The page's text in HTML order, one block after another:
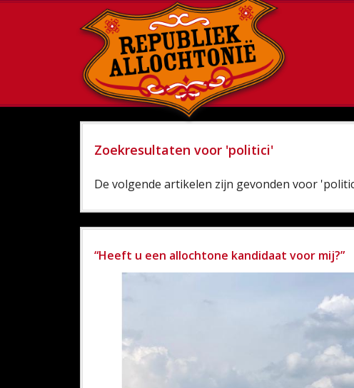
Zoekresultaten voor 'politici'
De volgende artikelen zijn gevonden voor
“Heeft u een allochtone kandidaat voor mij?”